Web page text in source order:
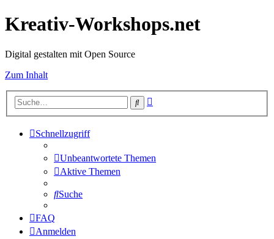
Kreativ-Workshops.net
Digital gestalten mit Open Source
Zum Inhalt
Suche
Schnellzugriff
Unbeantwortete Themen
Aktive Themen
Suche
FAQ
Anmelden